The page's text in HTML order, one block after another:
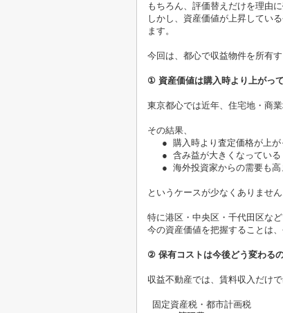
もちろん、評価替えだけを理由
しかし、資産価値が上昇してい
ます。
今回は、都心で収益物件を所有
① 資産価値は購入時より上がっ
東京都心では近年、住宅地・商
その結果、
● 購入時より査定価格が上が
● 含み益が大きくなっている
● 海外投資家からの需要も高
というケースが少なくありません
特に港区・中央区・千代田区な
今の資産価値を把握することは
② 保有コストは今後どう変わる
収益不動産では、賃料収入だけ
固定資産税・都市計画税